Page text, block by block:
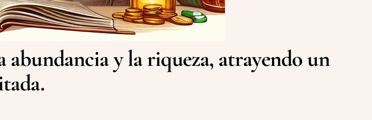
y la riqueza, atrayendo un